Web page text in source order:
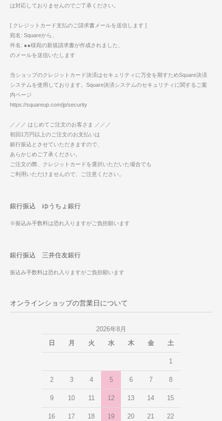
は対応しておりませんのでご了承ください。
[ クレジットカード支払のご請求書メールを送信します ]
宛名: Squareから、
件名: ●●様宛の新規請求書が作成されました、
のメールを送信いたします
当ショップのクレジットカード決済はセキュリティに万全を期すためSquare決済
システムを使用しております。Square決済システムのセキュリティに関するご案
内ページ
https://squareup.com/jp/security
／／／ はじめてご注文のお客さま ／／／
初回1万円以上のご注文のお支払いは
銀行振込とさせていただきますので、
あらかじめご了承ください。
ご注文の際、クレジットカードを選択いただいた場合でも
ご利用いただけませんので、ご注意ください。
銀行振込 ゆうちょ銀行
※振込み手数料は恐れ入りますがご負担願います
銀行振込 三井住友銀行
振込み手数料は恐れ入りますがご負担願います
オンラインショップの営業日について
2026年8月
日
月 火 水 木 金 土
1
2 3 4 5 6 7 8
9 10 11 12 13 14 15
16 17 18 19 20 21 22